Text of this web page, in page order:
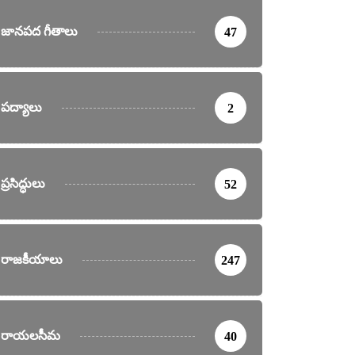
జానపద గీతాలు 47
పద్యాలు 2
ప్రసిద్ధులు 52
రాజకీయాలు 247
రాయలసీమ 40